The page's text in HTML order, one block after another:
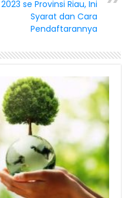
2023 se Provinsi Riau, Ini
Syarat dan Cara
Pendaftarannya